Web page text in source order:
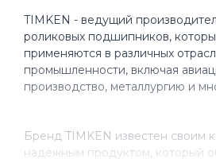
TIMKEN - ведущий
роликовых подшипников,
применяются в различных
промышленности, включая
производство, металлургию и
Бренд TIMKEN известен своим
надежным продуктом, который